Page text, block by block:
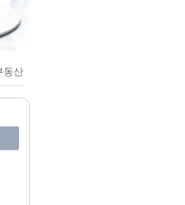
동산